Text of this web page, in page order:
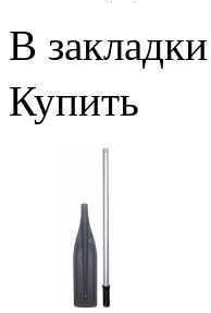
В закладки
Купить